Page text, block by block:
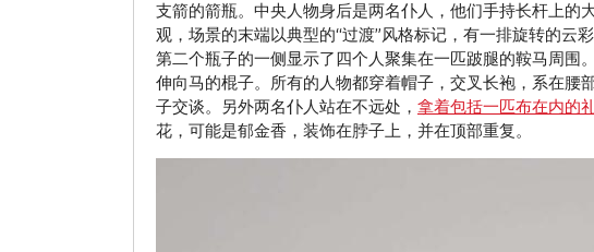
支箭的箭瓶。中央人物身后是两名仆人，他们手持长杆上
观，场景的末端以典型的“过渡”风格标记，有一排旋转的云
第二个瓶子的一侧显示了四个人聚集在一匹跛腿的鞍马周围
伸向马的棍子。所有的人物都穿着帽子，交叉长袍，系在腰
子交谈。另外两名仆人站在不远处， 拿着包括一匹布在内的礼
花，可能是郁金香，装饰在脖子上，并在顶部重复。